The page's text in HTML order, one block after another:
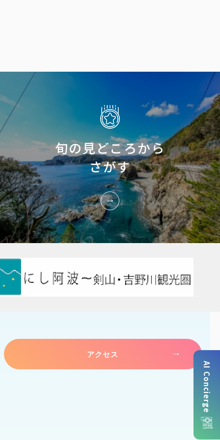
AI Concierge
旬の見どころから
さがす
アクセス